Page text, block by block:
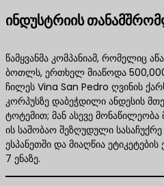
ინდუსტრიის
წამყვანმა კომპანიამ, რომელიც
ბოთლს, ერთხელ მიაწოდა
ჩილეს Vina San Pedro ღვინის
კორპუსზე დაბეჭდილი ანდესის
ტოტემით; მან ასევე
ის საშობაო შეზღუდული
ესპანეთში და მიაღწია
7 ენაზე.